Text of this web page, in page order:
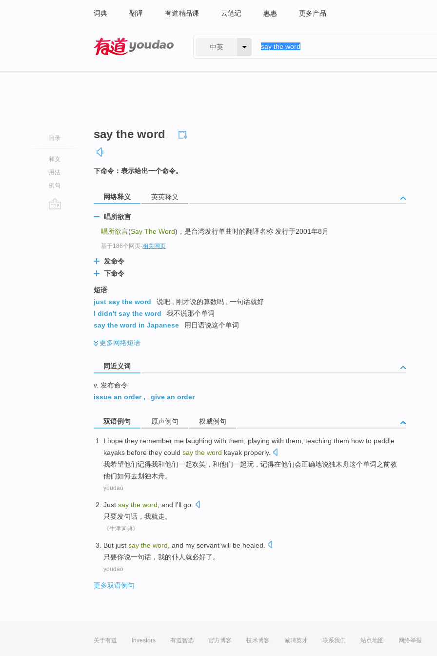
词典 翻译 有道精品课 云笔记 惠惠 更多产品
中英
目录
释义
用法
例句
say the word
下命令：表示给出一个命令。
网络释义 英英释义
唱所欲言
唱所欲言(Say The Word)，是台湾发行单曲时的翻译名称 发行于2001年8月
基于186个网页-相关网页
发命令
下命令
短语
just say the word
说吧 ; 刚才说的算数吗 ; 一句话就好
I didn't say the word
我不说那个单词
say the word in Japanese
用日语说这个单词
更多网络短语
同近义词
v. 发布命令
issue an order, give an order
双语例句 原声例句 权威例句
I hope they remember me laughing with them playing with them, teaching them how to paddle
kayaks before they could say the word kayak properly.
我希望他们记得我和他们一起欢笑 ，和他们一起玩 ，记得在他们会正确地说独木舟这个单词之前教
他们如何去划独木舟。
youdao
Just say the word , and I'll go
只要发句话， 我就走。
《牛津词典》
But just say the word , and my servant will be healed
只要你说一句话 ， 我的仆人就必好了。
youdao
更多双语例句
关于有道 Investors 有道智选 官方博客 技术博客 诚聘英才 联系我们 站点地图 网络举报